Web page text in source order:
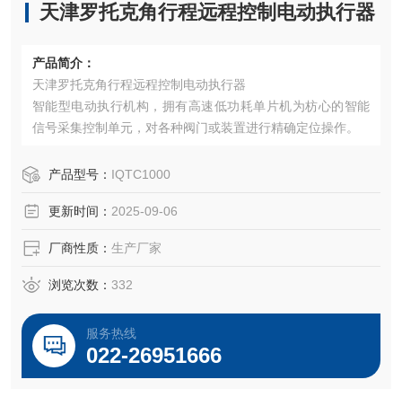
天津罗托克角行程远程控制电动执行器
产品简介：
天津罗托克角行程远程控制电动执行器
智能型电动执行机构，拥有高速低功耗单片机为枋心的智能
信号采集控制单元，对各种阀门或装置进行精确定位操作。
产品型号： IQTC1000
更新时间： 2025-09-06
厂商性质： 生产厂家
浏览次数： 332
服务热线
022-26951666